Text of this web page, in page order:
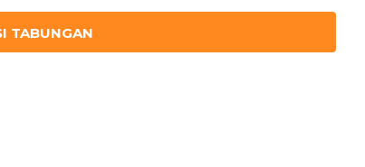
TABUNGAN